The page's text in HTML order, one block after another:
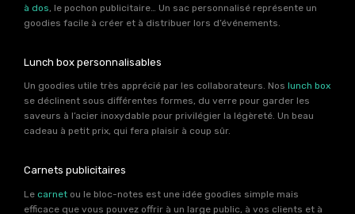
à dos, le pochon publicitaire… Un sac personnalisé représente un
goodies facile à créer et à distribuer lors d’événements.
Lunch box personnalisables
Un goodies utile très apprécié par les collaborateurs. Nos lunch box
se déclinent sous différentes formes, du verre pour garder les
saveurs à l’acier inoxydable pour privilégier la légèreté. Un beau
cadeau à petit prix, qui fera plaisir à coup sûr.
Carnets publicitaires
Le carnet ou le bloc-notes est une idée goodies simple mais
efficace que vous pouvez offrir à un large public, à vos clients et à